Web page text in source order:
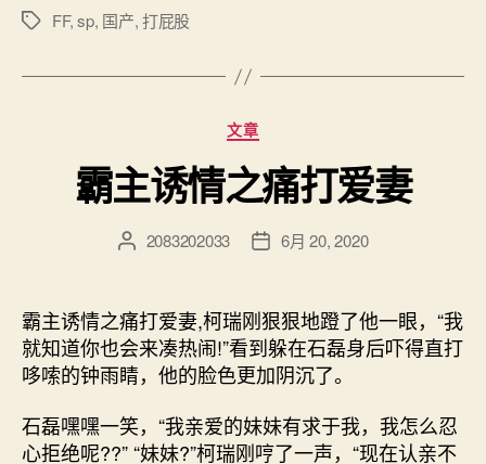
标
FF,sp, 国产,打屁股
分
类
文章
霸主诱情之痛打爱妻
文
者
2083202033
发
期
6月 20, 2020
霸主诱情之痛打爱妻,柯瑞刚狠狠地蹬了他一眼，“我
就知道你也会来凑热闹!”看到躲在石磊身后吓得直打
哆嗦的钟雨睛，他的脸色更加阴沉了。
石磊嘿嘿一笑，“我亲爱的妹妹有求于我，我怎么忍
心拒绝呢??” “妹妹?”柯瑞刚哼了一声，“现在认亲不